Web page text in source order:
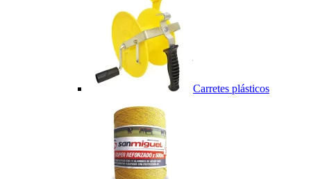
Carretes plásticos